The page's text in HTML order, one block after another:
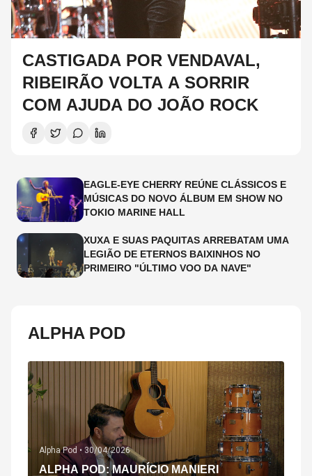
CASTIGADA POR VENDAVAL,
RIBEIRÃO VOLTA A SORRIR
COM AJUDA DO JOÃO ROCK
EAGLE-EYE CHERRY REÚNE CLÁSSICOS E
MÚSICAS DO NOVO ÁLBUM EM SHOW NO
TOKIO MARINE HALL
XUXA E SUAS PAQUITAS ARREBATAM UMA
LEGIÃO DE ETERNOS BAIXINHOS NO
PRIMEIRO "ÚLTIMO VOO DA NAVE"
ALPHA POD
Alpha Pod • 30/04/2026
ALPHA POD: MAURÍCIO MANIERI